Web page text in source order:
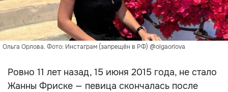
Ольга Орлова. Фото: Инстаграм (запрещён в РФ) @olgaorlova
Ровно 11 лет назад, 15 июня 2015 года, не стало
Жанны Фриске — певица скончалась после